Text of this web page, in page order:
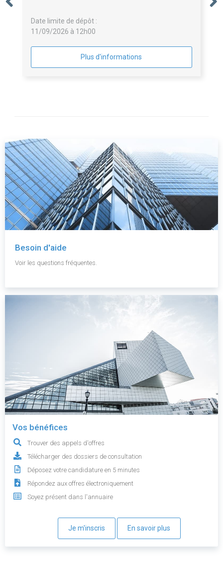
Date limite de dépôt :
11/09/2026 à 12h00
Plus d'informations
Besoin d'aide
Voir les questions fréquentes.
Vos bénéfices
Trouver des appels d'offres
Télécharger des dossiers de consultation
Déposez votre candidature en 5 minutes
Répondez aux offres électroniquement
Soyez présent dans l'annuaire
Je m'inscris En savoir plus